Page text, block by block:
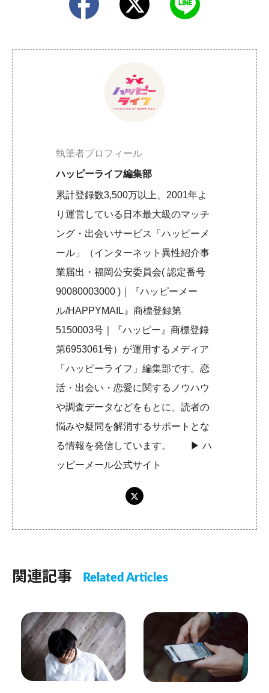
執筆者プロフィール
ハッピーライフ編集部
累計登録数3,500万以上、2001年よ
り運営している日本最大級のマッチ
ング・出会いサービス「ハッピーメ
ール」（インターネット異性紹介事
業届出・福岡公安委員会( 認定番号
90080003000 )｜『ハッピーメー
ル/HAPPYMAIL』商標登録第
5150003号｜『ハッピー』商標登録
第6953061号）が運用するメディア
「ハッピーライフ」編集部です。恋
活・出会い・恋愛に関するノウハウ
や調査データなどをもとに、読者の
悩みや疑問を解消するサポートとな
る情報を発信しています。 ▶︎ハ
ッピーメール公式サイト
関連記事 Related Articles